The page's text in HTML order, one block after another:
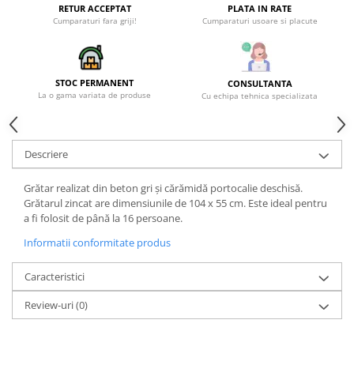
Sfoara si franghii
Corpuri de iluminat
Aplice si plafoniere
Lustre si pendule
Spoturi
Accesorii corpuri de iluminat
Lampi de veghe copii
Proiectoare
Veioze si lampi
CRACIUN
Accesorii decorative
Caciuli
RETUR ACCEPTAT
Cumparaturi fara griji!
PLATA IN RATE
Cumparaturi usoare si placute
STOC PERMANENT
La o gama variata de produse
CONSULTANTA
Cu echipa tehnica specializata
Descriere
Grătar realizat din beton gri și cărămidă portocalie deschisă.
Grătarul zincat are dimensiunile de 104 x 55 cm. Este ideal pentru
a fi folosit de până la 16 persoane.
Informatii conformitate produs
Caracteristici
Review-uri(0)